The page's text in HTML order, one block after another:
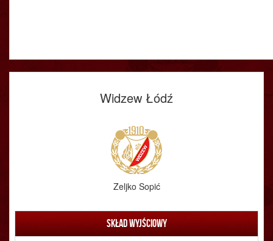
Widzew Łódź
Zeljko Sopić
Skład wyjściowy